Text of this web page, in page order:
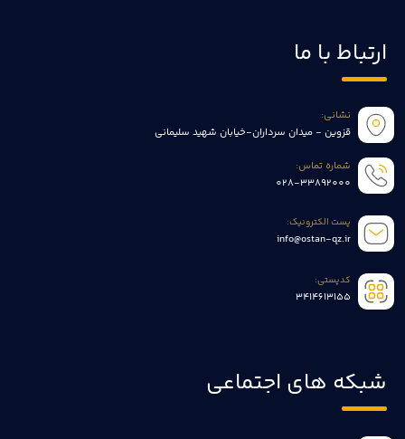
ارتباط با ما
نشانی:
قزوین - میدان سرداران-خیابان شهید سلیمانی
شماره تماس:
028-33892000
پست الکترونیک:
info@ostan-qz.ir
کدپستی:
3414613155
شبکه های اجتماعی